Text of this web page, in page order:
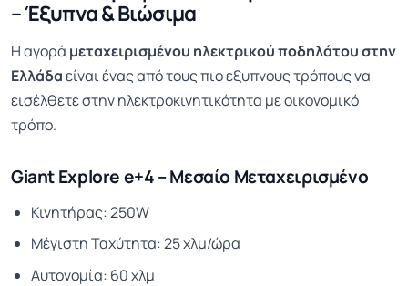
– Έξυπνα & Βιώσιμα
Η αγορά μεταχειρισμένου ηλεκτρικού ποδηλάτου στην
Ελλάδαείναι ένας από τους πιο εξυπνους τρόπους να
εισέλθετε στην ηλεκτροκινητικότητα με οικονομικό
τρόπο.
Giant Explore e+4 – Μεσαίο Μεταχειρισμένο
Κινητήρας: 250W
Μέγιστη Ταχύτητα: 25 χλμ/ώρα
Αυτονομία: 60 χλμ